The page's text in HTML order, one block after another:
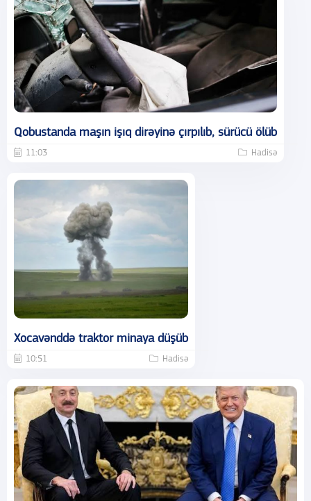
Qobustanda maşın işıq dirəyinə çırpılıb, sürücü ölüb
11:03 Hadisə
Xocavənddə traktor minaya düşüb
10:51 Hadisə